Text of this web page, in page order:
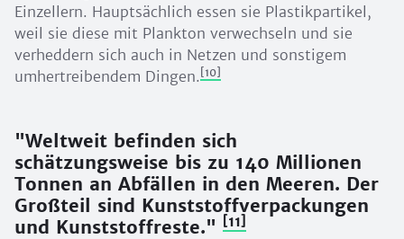
Einzellern. Hauptsächlich essen sie Plastikpartikel,
weil sie diese mit Plankton verwechseln und sie
verheddern sich auch in Netzen und sonstigem
umhertreibendem Dingen. [10]
"Weltweit befinden sich
schätzungsweise bis zu 140 Millionen
Tonnen an Abfällen in den Meeren. Der
Großteil sind Kunststoffverpackungen
und Kunststoffreste."
[11]